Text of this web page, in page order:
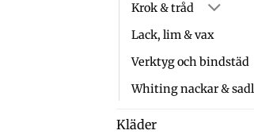
Krok & tråd
Lack, lim & vax
Verktyg och bindstäd
Whiting nackar &
Kläder